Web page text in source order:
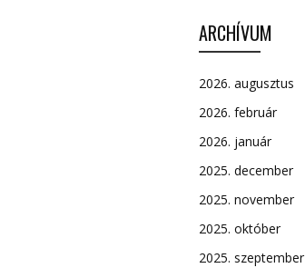
ARCHÍVUM
2026. augusztus
2026. február
2026. január
2025. december
2025. november
2025. október
2025. szeptember